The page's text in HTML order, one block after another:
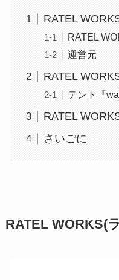
RATEL
RATEL
運営元
RATEL
テント『
RATEL
さいごに
RATEL WORKS(